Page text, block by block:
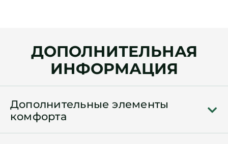
ДОПОЛНИТЕЛЬНАЯ
ИНФОРМАЦИЯ
Дополнительные элементы
комфорта